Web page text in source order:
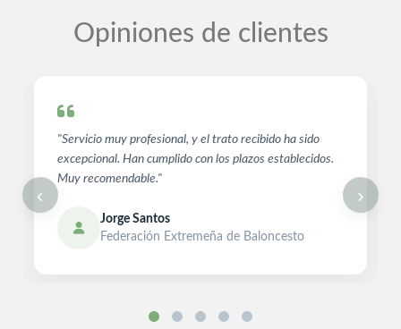
Opiniones de clientes
"Servicio muy profesional, y el trato recibido ha sido
excepcional. Han cumplido con los plazos establecidos.
Muy recomendable."
Jorge Santos
Federación Extremeña de Baloncesto